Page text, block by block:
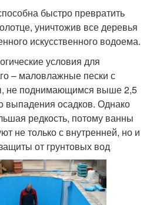
быстро превратить
уничтожив все деревья
искусственного водоема.
условия для
– маловлажные пески с
не поднимающимся выше 2,5
выпадения осадков. Однако
редкость, потому ванны
не только с внутренней, но и
от грунтовых вод